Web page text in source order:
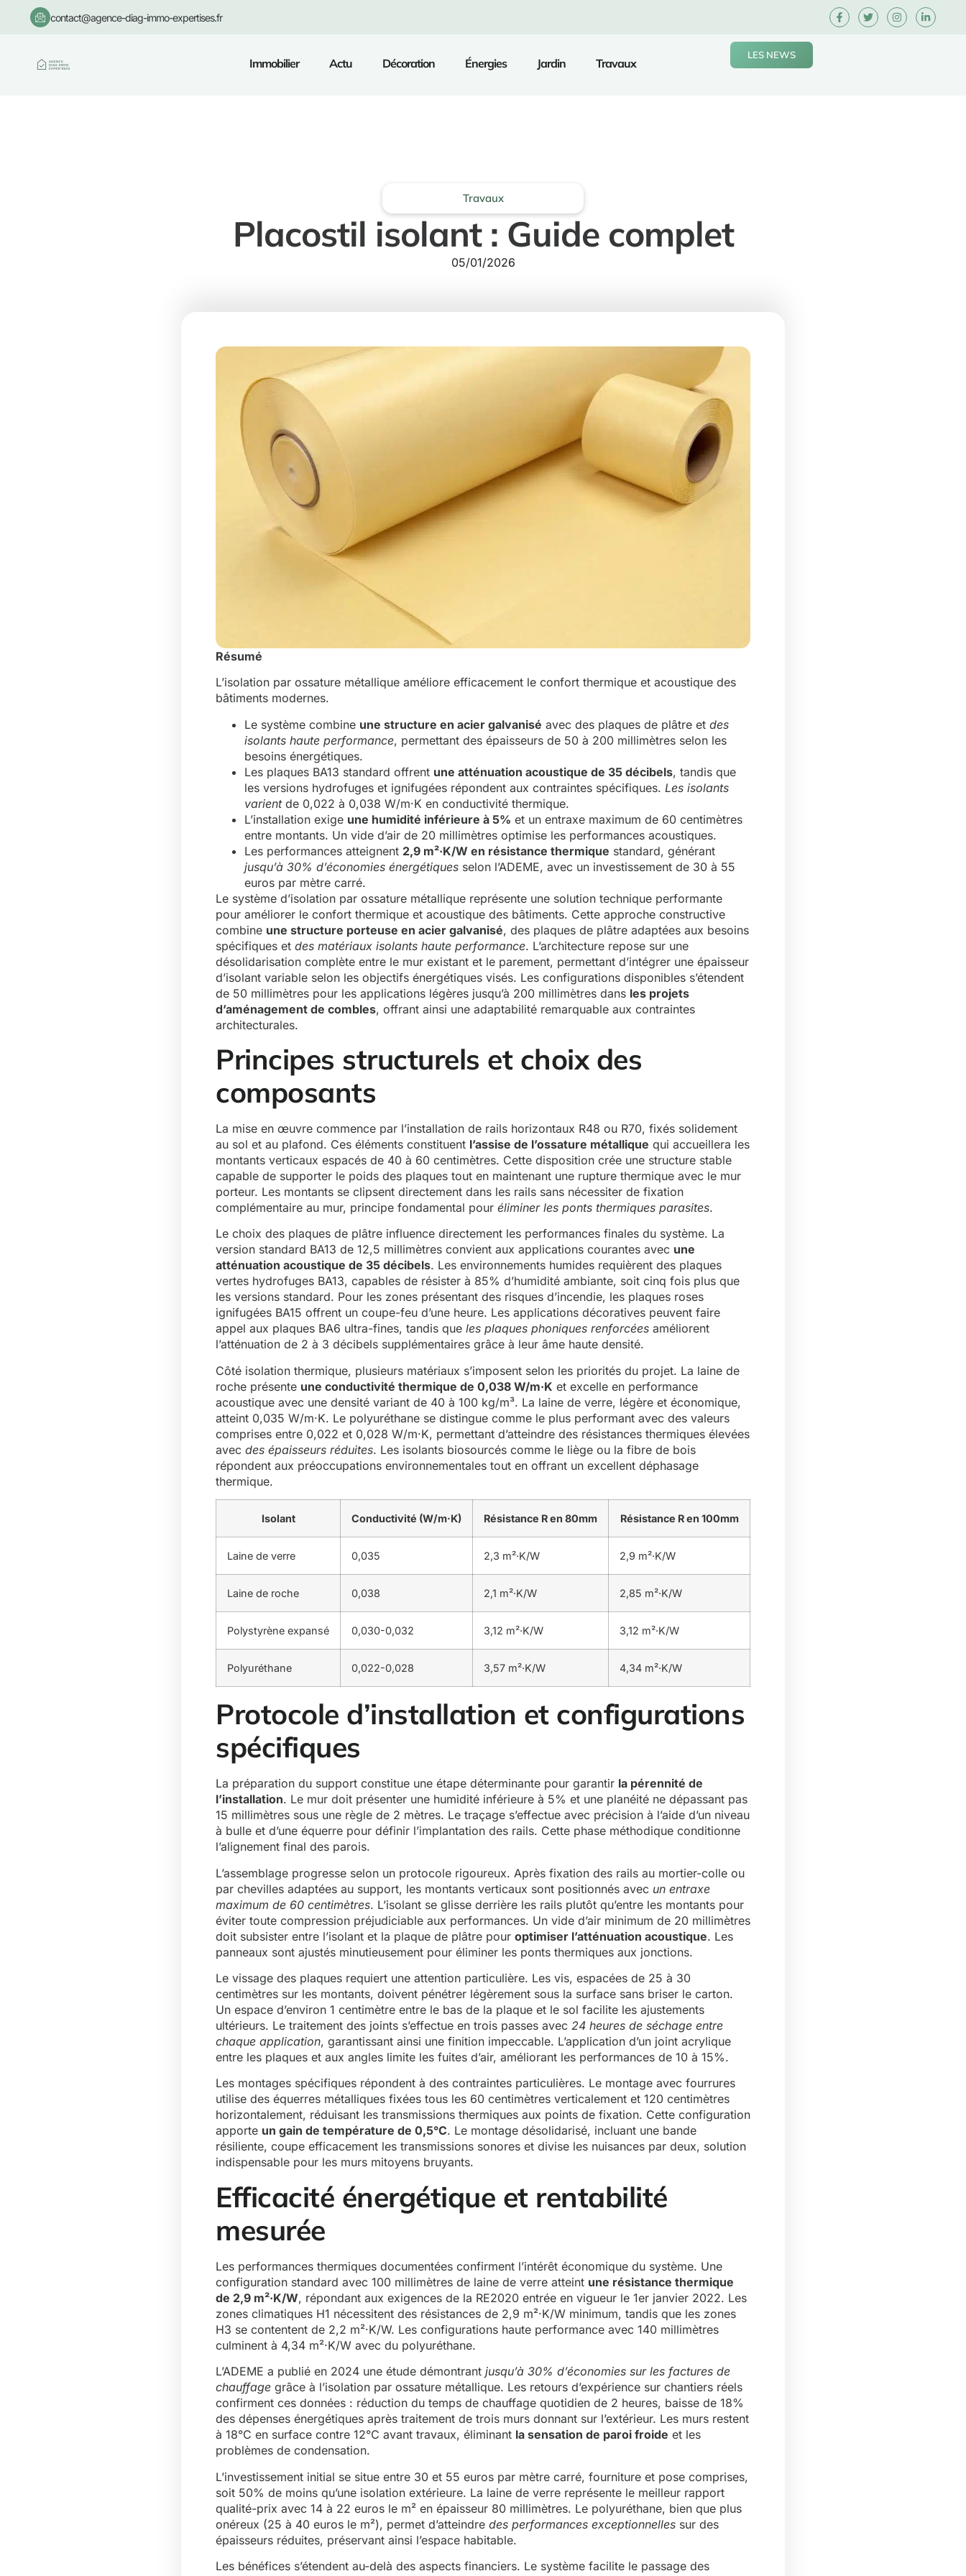
contact@agence-diag-immo-expertises.fr
Immobilier Actu Décoration Énergies Jardin Travaux
LES NEWS
Travaux
Placostil isolant : Guide complet
05/01/2026
Résumé
L’isolation par ossature métallique améliore efficacement le confort thermique et acoustique des
bâtiments modernes.
Le système combine une structure en acier galvanisé avec des plaques de plâtre et des
isolants haute performance, permettant des épaisseurs de 50 à 200 millimètres selon les
besoins énergétiques.
Les plaques BA13 standard offrent une atténuation acoustique de 35 décibels, tandis que
les versions hydrofuges et ignifugées répondent aux contraintes spécifiques. Les isolants
varientde 0,022 à 0,038 W/m·K en conductivité thermique.
L’installation exige une humidité inférieure à 5% et un entraxe maximum de 60 centimètres
entre montants. Un vide d’air de 20 millimètres optimise les performances acoustiques.
Les performances atteignent 2,9 m²·K/W en résistance thermique standard, générant
jusqu’à 30% d’économies énergétiques selon l’ADEME, avec un investissement de 30 à 55
euros par mètre carré.
Le système d’isolation par ossature métallique représente une solution technique performante
pour améliorer le confort thermique et acoustique des bâtiments. Cette approche constructive
combine une structure porteuse en acier galvanisé, des plaques de plâtre adaptées aux besoins
spécifiques et des matériaux isolants haute performance. L’architecture repose sur une
désolidarisation complète entre le mur existant et le parement, permettant d’intégrer une épaisseur
d’isolant variable selon les objectifs énergétiques visés. Les configurations disponibles s’étendent
de 50 millimètres pour les applications légères jusqu’à 200 millimètres dans les projets
d’aménagement de combles, offrant ainsi une adaptabilité remarquable aux contraintes
architecturales.
Principes structurels et choix des
composants
La mise en œuvre commence par l’installation de rails horizontaux R48 ou R70, fixés solidement
au sol et au plafond. Ces éléments constituent l’assise de l’ossature métallique qui accueillera les
montants verticaux espacés de 40 à 60 centimètres. Cette disposition crée une structure stable
capable de supporter le poids des plaques tout en maintenant une rupture thermique avec le mur
porteur. Les montants se clipsent directement dans les rails sans nécessiter de fixation
complémentaire au mur, principe fondamental pour éliminer les ponts thermiques parasites.
Le choix des plaques de plâtre influence directement les performances finales du système. La
version standard BA13 de 12,5 millimètres convient aux applications courantes avec une
atténuation acoustique de 35 décibels. Les environnements humides requièrent des plaques
vertes hydrofuges BA13, capables de résister à 85% d’humidité ambiante, soit cinq fois plus que
les versions standard. Pour les zones présentant des risques d’incendie, les plaques roses
ignifugées BA15 offrent un coupe-feu d’une heure. Les applications décoratives peuvent faire
appel aux plaques BA6 ultra-fines, tandis que les plaques phoniques renforcées améliorent
l’atténuation de 2 à 3 décibels supplémentaires grâce à leur âme haute densité.
Côté isolation thermique, plusieurs matériaux s’imposent selon les priorités du projet. La laine de
roche présente une conductivité thermique de 0,038 W/m·K et excelle en performance
acoustique avec une densité variant de 40 à 100 kg/m³. La laine de verre, légère et économique,
atteint 0,035 W/m·K. Le polyuréthane se distingue comme le plus performant avec des valeurs
comprises entre 0,022 et 0,028 W/m·K, permettant d’atteindre des résistances thermiques élevées
avec des épaisseurs réduites. Les isolants biosourcés comme le liège ou la fibre de bois
répondent aux préoccupations environnementales tout en offrant un excellent déphasage
thermique.
Isolant Conductivité (W/m·K) Résistance R en 80mm Résistance R en 100mm
Laine de verre 0,035 2,3 m²·K/W 2,9 m²·K/W
Laine de roche 0,038 2,1 m²·K/W 2,85 m²·K/W
Polystyrène expansé 0,030-0,032 3,12 m²·K/W 3,12 m²·K/W
Polyuréthane 0,022-0,028 3,57 m²·K/W 4,34 m²·K/W
Protocole d’installation et configurations
spécifiques
La préparation du support constitue une étape déterminante pour garantir la pérennité de
l’installation. Le mur doit présenter une humidité inférieure à 5% et une planéité ne dépassant pas
15 millimètres sous une règle de 2 mètres. Le traçage s’effectue avec précision à l’aide d’un niveau
à bulle et d’une équerre pour définir l’implantation des rails. Cette phase méthodique conditionne
l’alignement final des parois.
L’assemblage progresse selon un protocole rigoureux. Après fixation des rails au mortier-colle ou
par chevilles adaptées au support, les montants verticaux sont positionnés avec un entraxe
maximum de 60 centimètres. L’isolant se glisse derrière les rails plutôt qu’entre les montants pour
éviter toute compression préjudiciable aux performances. Un vide d’air minimum de 20 millimètres
doit subsister entre l’isolant et la plaque de plâtre pour optimiser l’atténuation acoustique. Les
panneaux sont ajustés minutieusement pour éliminer les ponts thermiques aux jonctions.
Le vissage des plaques requiert une attention particulière. Les vis, espacées de 25 à 30
centimètres sur les montants, doivent pénétrer légèrement sous la surface sans briser le carton.
Un espace d’environ 1 centimètre entre le bas de la plaque et le sol facilite les ajustements
ultérieurs. Le traitement des joints s’effectue en trois passes avec 24 heures de séchage entre
chaque application, garantissant ainsi une finition impeccable. L’application d’un joint acrylique
entre les plaques et aux angles limite les fuites d’air, améliorant les performances de 10 à 15%.
Les montages spécifiques répondent à des contraintes particulières. Le montage avec fourrures
utilise des équerres métalliques fixées tous les 60 centimètres verticalement et 120 centimètres
horizontalement, réduisant les transmissions thermiques aux points de fixation. Cette configuration
apporte un gain de température de 0,5°C. Le montage désolidarisé, incluant une bande
résiliente, coupe efficacement les transmissions sonores et divise les nuisances par deux, solution
indispensable pour les murs mitoyens bruyants.
Efficacité énergétique et rentabilité
mesurée
Les performances thermiques documentées confirment l’intérêt économique du système. Une
configuration standard avec 100 millimètres de laine de verre atteint une résistance thermique
de 2,9 m²·K/W, répondant aux exigences de la RE2020 entrée en vigueur le 1er janvier 2022. Les
zones climatiques H1 nécessitent des résistances de 2,9 m²·K/W minimum, tandis que les zones
H3 se contentent de 2,2 m²·K/W. Les configurations haute performance avec 140 millimètres
culminent à 4,34 m²·K/W avec du polyuréthane.
L’ADEME a publié en 2024 une étude démontrant jusqu’à 30% d’économies sur les factures de
chauffage grâce à l’isolation par ossature métallique. Les retours d’expérience sur chantiers réels
confirment ces données : réduction du temps de chauffage quotidien de 2 heures, baisse de 18%
des dépenses énergétiques après traitement de trois murs donnant sur l’extérieur. Les murs restent
à 18°C en surface contre 12°C avant travaux, éliminant la sensation de paroi froide et les
problèmes de condensation.
L’investissement initial se situe entre 30 et 55 euros par mètre carré, fourniture et pose comprises,
soit 50% de moins qu’une isolation extérieure. La laine de verre représente le meilleur rapport
qualité-prix avec 14 à 22 euros le m² en épaisseur 80 millimètres. Le polyuréthane, bien que plus
onéreux (25 à 40 euros le m²), permet d’atteindre des performances exceptionnelles sur des
épaisseurs réduites, préservant ainsi l’espace habitable.
Les bénéfices s’étendent au-delà des aspects financiers. Le système facilite le passage des